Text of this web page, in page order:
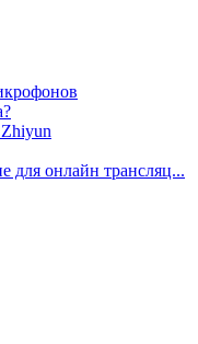
для онлайн трансляц...